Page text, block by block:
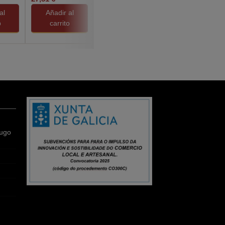
Añadir al
carrito